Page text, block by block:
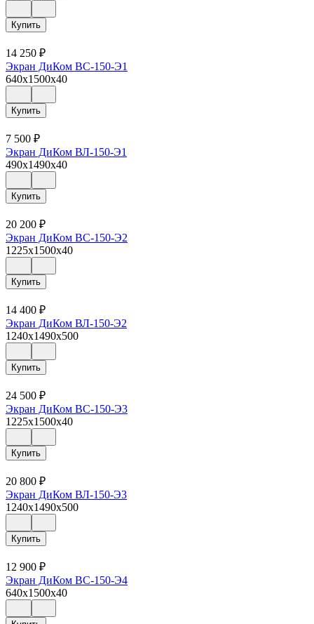
Купить
14 250 ₽
Экран ДиКом ВС-150-Э1
640x1500x40
Купить
7 500 ₽
Экран ДиКом ВЛ-150-Э1
490x1490x40
Купить
20 200 ₽
Экран ДиКом ВС-150-Э2
1225x1500x40
Купить
14 400 ₽
Экран ДиКом ВЛ-150-Э2
1240x1490x500
Купить
24 500 ₽
Экран ДиКом ВС-150-Э3
1225x1500x40
Купить
20 800 ₽
Экран ДиКом ВЛ-150-Э3
1240x1490x500
Купить
12 900 ₽
Экран ДиКом ВС-150-Э4
640x1500x40